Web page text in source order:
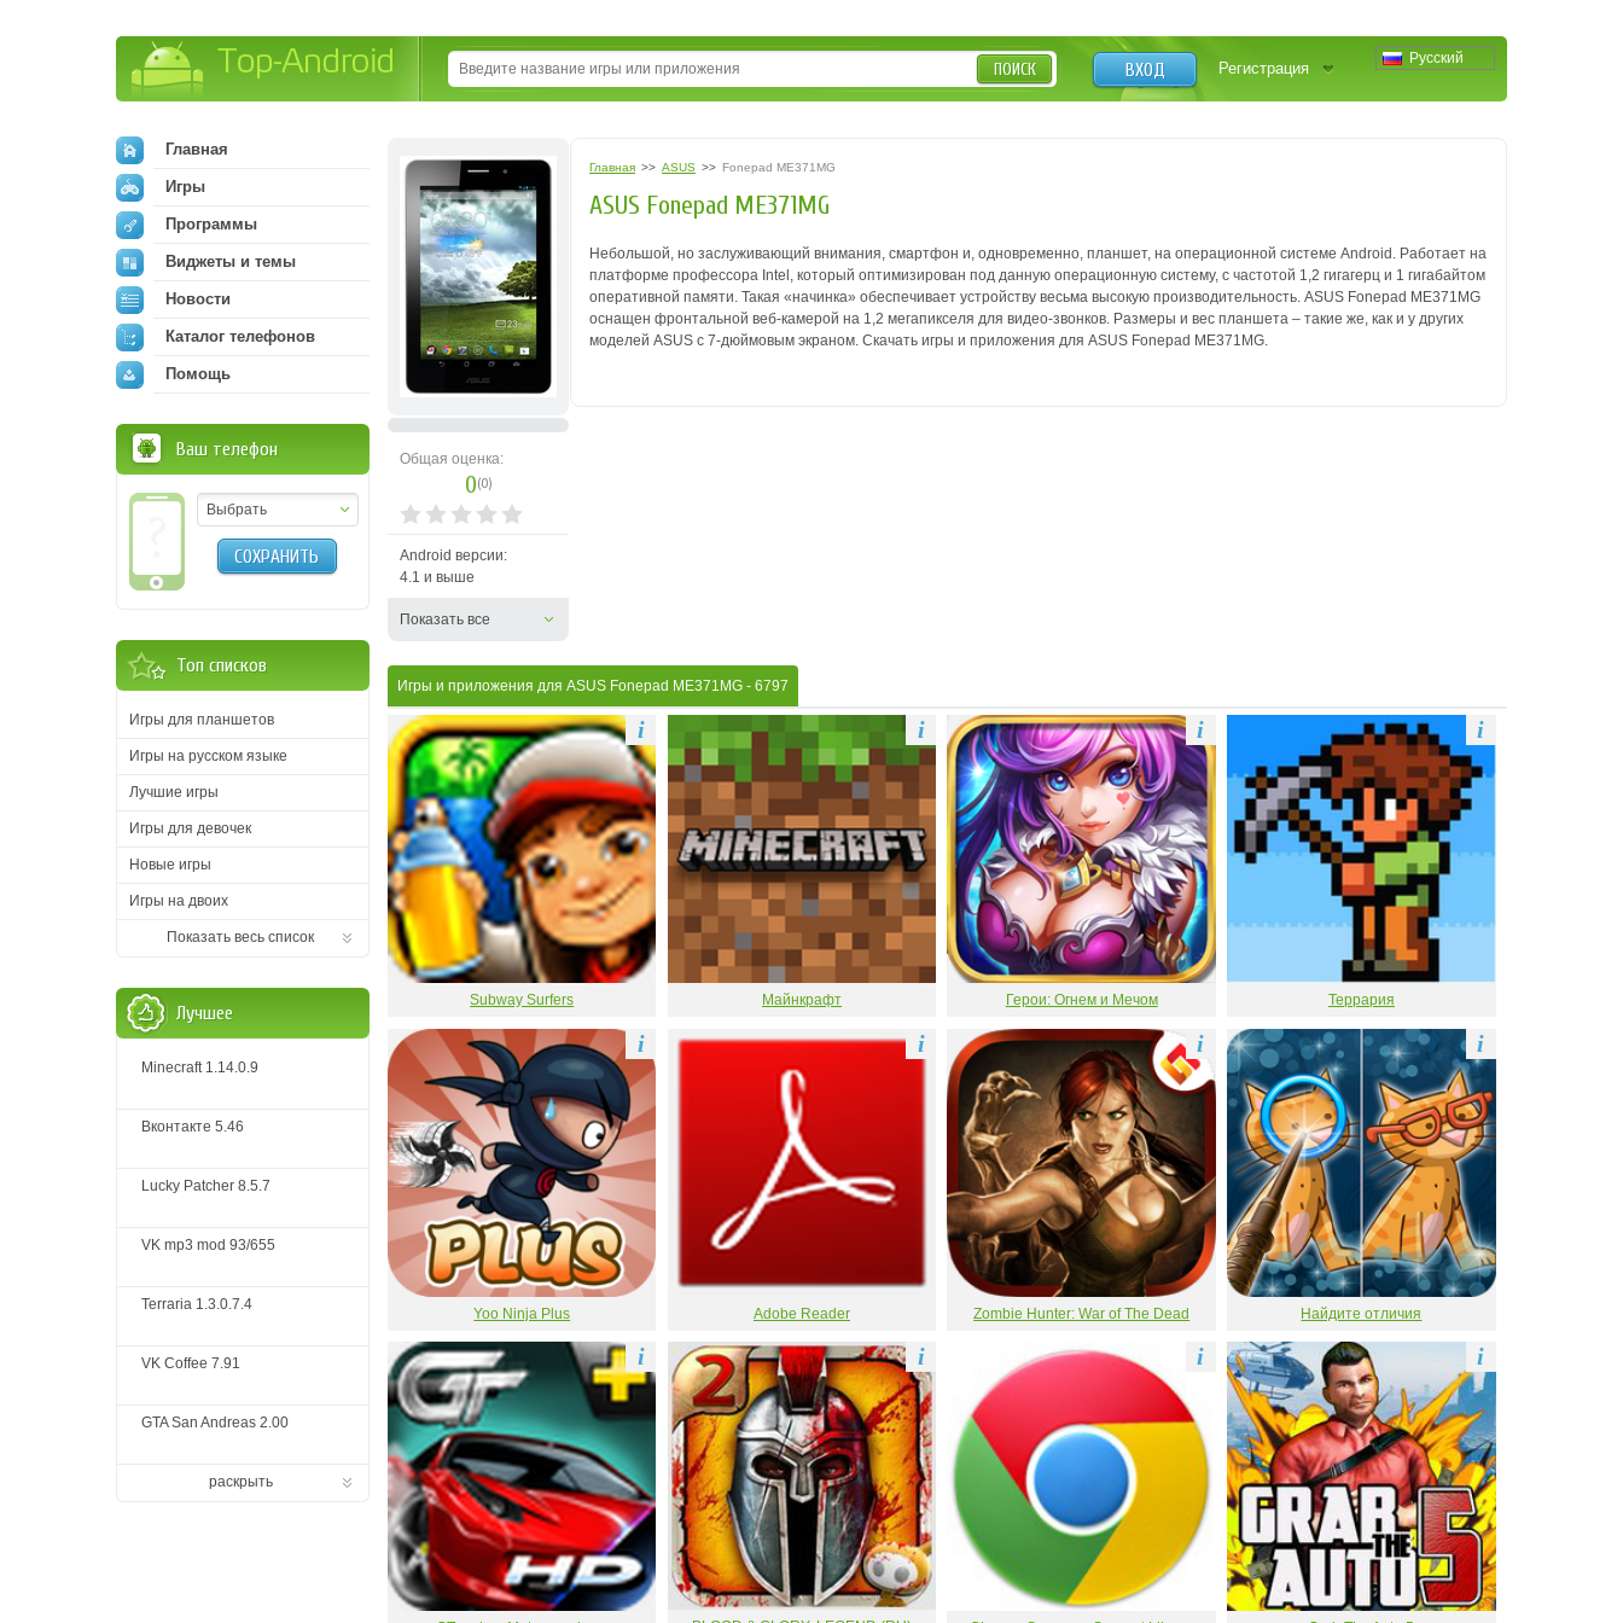
Русский
ВХОД Регистрация
ПОИСК
Общая оценка:
0(0)
Android версии:
4.1 и выше
Показать все
Главная >> ASUS >> Fonepad ME371MG
ASUS Fonepad ME371MG
Небольшой, но заслуживающий внимания, смартфон и, одновременно, планшет, на операционной системе Android. Работает на
платформе профессора Intel, который оптимизирован под данную операционную систему, c частотой 1,2 гигагерц и 1 гигабайтом
оперативной памяти. Такая «начинка» обеспечивает устройству весьма высокую производительность. ASUS Fonepad ME371MG
оснащен фронтальной веб-камерой на 1,2 мегапикселя для видео-звонков. Размеры и вес планшета – такие же, как и у других
моделей ASUS с 7-дюймовым экраном. Скачать игры и приложения для ASUS Fonepad ME371MG.
Игры и приложения для ASUS Fonepad ME371MG - 6797
Subway Surfers
i
Майнкрафт
i
Герои: Огнем и Мечом
i
Террария
i
Yoo Ninja Plus
i
Adobe Reader
i
Zombie Hunter: War of The Dead
i
Найдите отличия
i
i i i i
Главная
Игры
Программы
Виджеты и темы
Новости
Каталог телефонов
Помощь
Ваш телефон
Выбрать
СОХРАНИТЬ
Топ списков
Игры для планшетов
Игры на русском языке
Лучшие игры
Игры для девочек
Новые игры
Игры на двоих
Показать весь список
Лучшее
Minecraft 1.14.0.9
Вконтакте 5.46
Lucky Patcher 8.5.7
VK mp3 mod 93/655
Terraria 1.3.0.7.4
VK Coffee 7.91
GTA San Andreas 2.00
раскрыть